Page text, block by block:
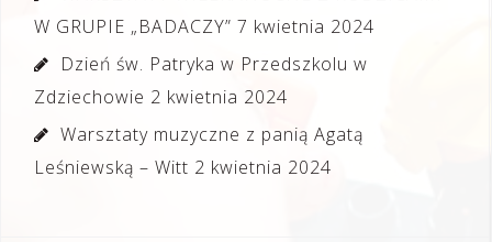
W GRUPIE „BADACZY” 7 kwietnia 2024
Dzień św. Patryka w Przedszkolu w
Zdziechowie 2 kwietnia 2024
Warsztaty muzyczne z panią Agatą
Leśniewską – Witt 2 kwietnia 2024